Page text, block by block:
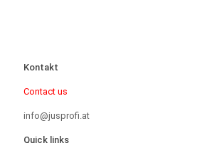
Kontakt
Contact us
info@jusprofi.at
Quick links